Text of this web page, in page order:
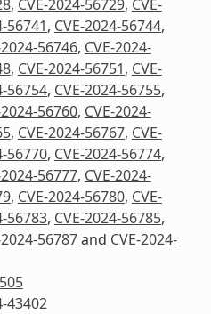
, CVE-2024-56729, CVE-
56741, CVE-2024-56744,
2024-56746, CVE-2024-
, CVE-2024-56751, CVE-
56754, CVE-2024-56755,
2024-56760, CVE-2024-
, CVE-2024-56767, CVE-
56770, CVE-2024-56774,
2024-56777, CVE-2024-
, CVE-2024-56780, CVE-
56783, CVE-2024-56785,
2024-56787and CVE-2024-
43402